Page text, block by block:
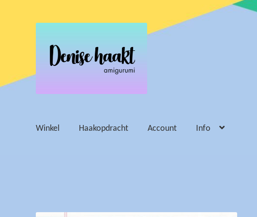
door
navigatie
naar
inhoud
Winkel Haakopdracht Account Info